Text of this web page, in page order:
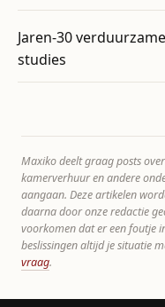
Jaren-30
studies
Maxiko deelt graag posts
kamerverhuur en andere
aangaan. Deze artikelen
daarna door onze redactie
voorkomen dat er een foutje
beslissingen altijd je situatie
vraag.